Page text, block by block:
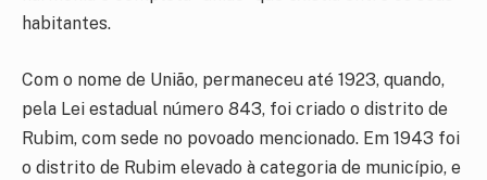
habitantes.
Com o nome de União, permaneceu até 1923, quando,
pela Lei estadual número 843, foi criado o distrito de
Rubim, com sede no povoado mencionado. Em 1943 foi
o distrito de Rubim elevado à categoria de município, e